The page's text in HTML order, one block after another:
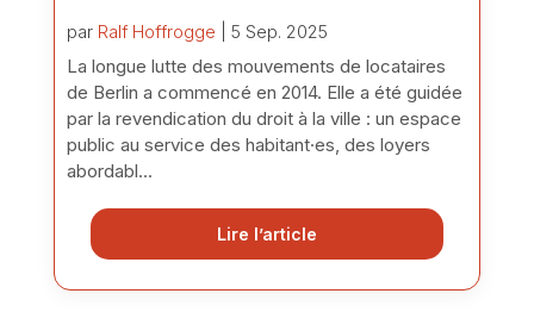
par Ralf Hoffrogge | 5 Sep. 2025
La longue lutte des mouvements de locataires
de Berlin a commencé en 2014. Elle a été guidée
par la revendication du droit à la ville : un espace
public au service des habitant·es, des loyers
abordabl...
Lire l’article